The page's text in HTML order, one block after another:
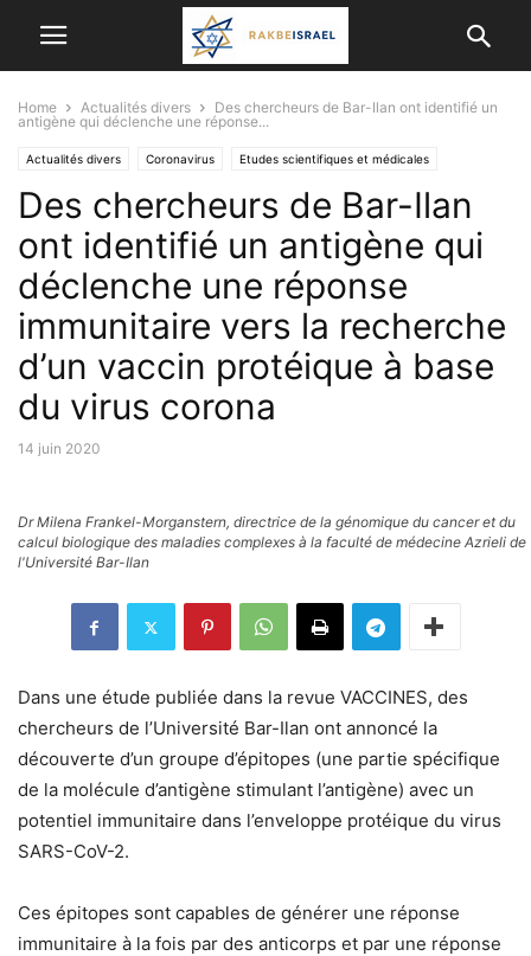
Home Actualités divers
Des chercheurs de Bar-Ilan ont identifié un
antigène qui déclenche une réponse...
Actualités divers Coronavirus Etudes scientifiques et médicales
Des chercheurs de Bar-Ilan
ont identifié un antigène qui
déclenche une réponse
immunitaire vers la recherche
d’un vaccin protéique à base
du virus corona
14 juin 2020
Dr Milena Frankel-Morganstern, directrice de la génomique du cancer et du
calcul biologique des maladies complexes à la faculté de médecine Azrieli de
l'Université Bar-Ilan
Dans une étude publiée dans la revue VACCINES, des
chercheurs de l’Université Bar-Ilan ont annoncé la
découverte d’un groupe d’épitopes (une partie spécifique
de la molécule d’antigène stimulant l’antigène) avec un
potentiel immunitaire dans l’enveloppe protéique du virus
SARS-CoV-2.
Ces épitopes sont capables de générer une réponse
immunitaire à la fois par des anticorps et par une réponse